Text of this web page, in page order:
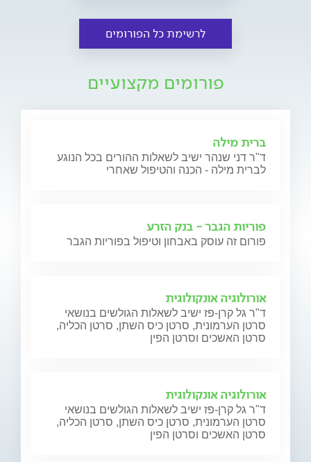
לרשימת כל הפורומים
פורומים מקצועיים
ברית מילה
ד"ר דני שנהר ישיב לשאלות ההורים בכל הנוגע
לברית מילה - הכנה והטיפול שאחרי
פוריות הגבר - בנק הזרע
פורום זה עוסק באבחון וטיפול בפוריות הגבר
אורולוגיה אונקולוגית
ד"ר גל קרן-פז ישיב לשאלות הגולשים בנושאי
סרטן הערמונית, סרטן כיס השתן, סרטן הכליה,
סרטן האשכים וסרטן הפין
אורולוגיה אונקולוגית
ד"ר גל קרן-פז ישיב לשאלות הגולשים בנושאי
סרטן הערמונית, סרטן כיס השתן, סרטן הכליה,
סרטן האשכים וסרטן הפין